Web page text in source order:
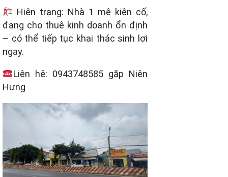
Hiện trạng: Nhà 1 mê kiên cố,
đang cho thuê kinh doanh ổn định
– có thể tiếp tục khai thác sinh lợi
ngay.
Liên hệ: 0943748585 gặp Niên
Hưng